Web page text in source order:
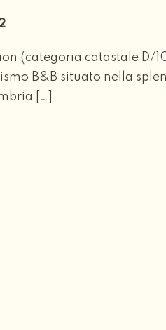
(categoria catastale D/
B&B situato nella
[…]